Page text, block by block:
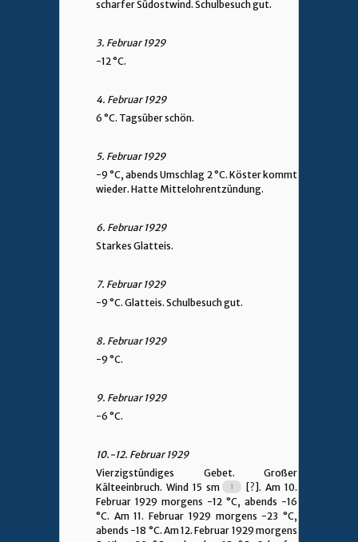
scharfer Südostwind. Schulbesuch gut.
3. Februar 1929
-12 °C.
4. Februar 1929
6 °C. Tagsüber schön.
5. Februar 1929
-9 °C, abends Umschlag 2 °C. Köster kommt
wieder. Hatte Mittelohrentzündung.
6. Februar 1929
Starkes Glatteis.
7. Februar 1929
-9 °C. Glatteis. Schulbesuch gut.
8. Februar 1929
-9 °C.
9. Februar 1929
-6 °C.
10.-12. Februar 1929
Vierzigstündiges Gebet. Großer
Kälteeinbruch. Wind 15 sm
[?]. Am 10.
Februar 1929 morgens -12 °C, abends -16
°C. Am 11. Februar 1929 morgens -23 °C,
abends -18 °C. Am 12. Februar 1929 morgens